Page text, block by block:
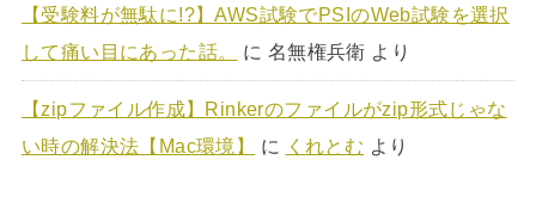
【受験料が無駄に!?】AWS試験でPSIのWeb試験を選択
して痛い目にあった話。
に 名無権兵衛 より
【zipファイル作成】Rinkerのファイルがzip形式じゃな
い時の解決法【Mac環境】
に くれとむ より